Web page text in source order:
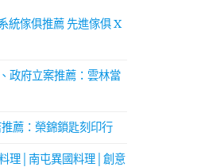
統傢俱推薦 先進傢俱 X
政府立案推薦：雲林當
薦：榮錦鎖匙刻印行
理│南屯異國料理│創意